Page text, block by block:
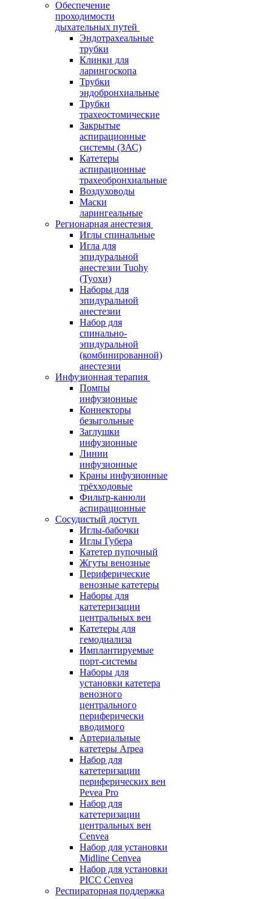
Обеспечение
проходимости
дыхательных путей
Эндотрахеальные
трубки
Клинки для
ларингоскопа
Трубки
эндобронхиальные
Трубки
трахеостомические
Закрытые
аспирационные
системы (ЗАС)
Катетеры
аспирационные
трахеобронхиальные
Воздуховоды
Маски
ларингеальные
Регионарная анестезия
Иглы спинальные
Игла для
эпидуральной
анестезии Tuohy
(Туохи)
Наборы для
эпидуральной
анестезии
Набор для
спинально-
эпидуральной
(комбинированной)
анестезии
Инфузионная терапия
Помпы
инфузионные
Коннекторы
безыгольные
Заглушки
инфузионные
Линии
инфузионные
Краны инфузионные
трёхходовые
Фильтр-канюли
аспирационные
Сосудистый доступ
Иглы-бабочки
Иглы Губера
Катетер пупочный
Жгуты венозные
Периферические
венозные катетеры
Наборы для
катетеризации
центральных вен
Катетеры для
гемодиализа
Имплантируемые
порт‑системы
Наборы для
установки катетера
венозного
центрального
периферически
вводимого
Артериальные
катетеры Arpea
Набор для
катетеризации
периферических вен
Pevea Pro
Набор для
катетеризации
центральных вен
Cenvea
Набор для установки
Midline Cenvea
Набор для установки
PICC Cenvea
Респираторная поддержка